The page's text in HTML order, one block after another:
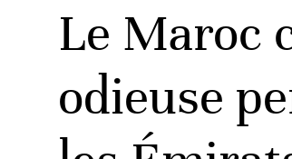
Le Maroc
odieuse